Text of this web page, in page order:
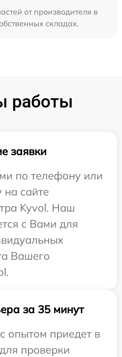
от производителя в
складах.
работы
заявки
по телефону или
на сайте
Kyvol. Наш
с Вами для
Вашего
за 35 минут
опытом приедет в
проверки